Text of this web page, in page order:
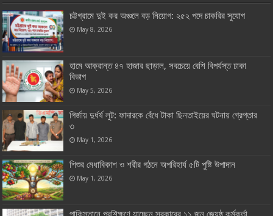
চট্টগ্রামে দুই কর অঞ্চলে বড় নিয়োগ: ২৫২ পদে চাকরির সুযোগ
May 8, 2026
হামে আক্রান্ত ৪৭ হাজার ছাড়াল, সবচেয়ে বেশি বিপর্যস্ত ঢাকা
বিভাগ
May 5, 2026
গির্জায় দুর্ধর্ষ লুট: ফাদারকে বেঁধে টাকা ছিনতাইয়ের ঘটনায় গ্রেপ্তার
৩
May 1, 2026
শিশুর মেধাবিকাশ ও শরীর গঠনে অপরিহার্য ৫টি পুষ্টি উপাদান
May 1, 2026